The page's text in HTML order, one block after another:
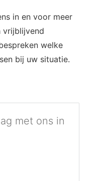
in en voor meer
vrijblijvend
welke
bij uw situatie.